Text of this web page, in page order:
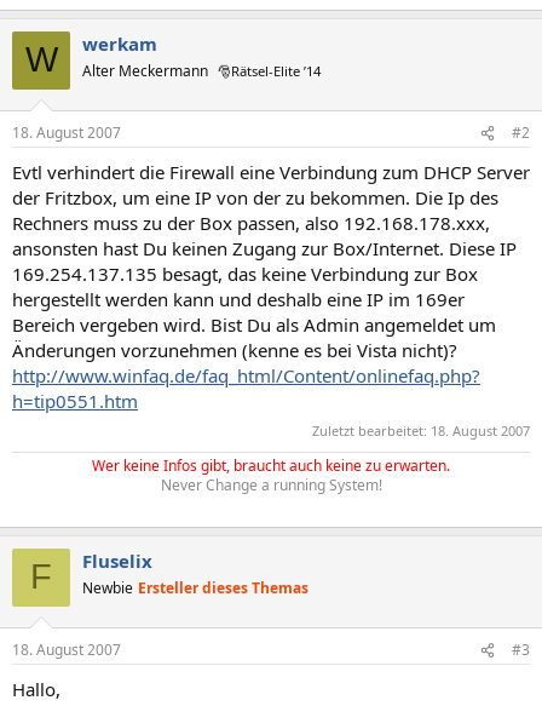
W werkam
Alter Meckermann 🎅Rätsel-Elite ’14
18. August 2007 #2
Evtl verhindert die Firewall eine Verbindung zum DHCP Server
der Fritzbox, um eine IP von der zu bekommen. Die Ip des
Rechners muss zu der Box passen, also 192.168.178.xxx,
ansonsten hast Du keinen Zugang zur Box/Internet. Diese IP
169.254.137.135 besagt, das keine Verbindung zur Box
hergestellt werden kann und deshalb eine IP im 169er
Bereich vergeben wird. Bist Du als Admin angemeldet um
Änderungen vorzunehmen (kenne es bei Vista nicht)?
http://www.winfaq.de/faq_html/Content/onlinefaq.php?
h=tip0551.htm
Zuletzt bearbeitet: 18. August 2007
Wer keine Infos gibt, braucht auch keine zu erwarten.
Never Change a running System!
F Fluselix
Newbie Ersteller dieses Themas
18. August 2007 #3
Hallo,